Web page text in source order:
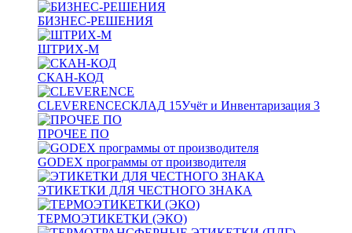
БИЗНЕС-РЕШЕНИЯ
ШТРИХ-М
СКАН-КОД
CLEVERENCEСКЛАД 15Учёт и Инвентаризация 3
ПРОЧЕЕ ПО
GODEX программы от производителя
ЭТИКЕТКИ ДЛЯ ЧЕСТНОГО ЗНАКА
ТЕРМОЭТИКЕТКИ (ЭКО)